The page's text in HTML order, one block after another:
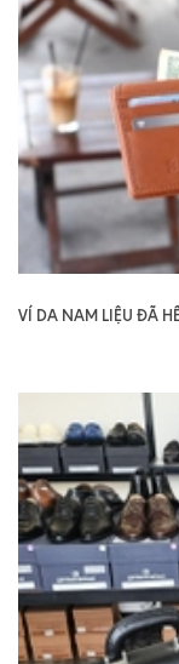
VÍ DA NAM LIỆU ĐÃ